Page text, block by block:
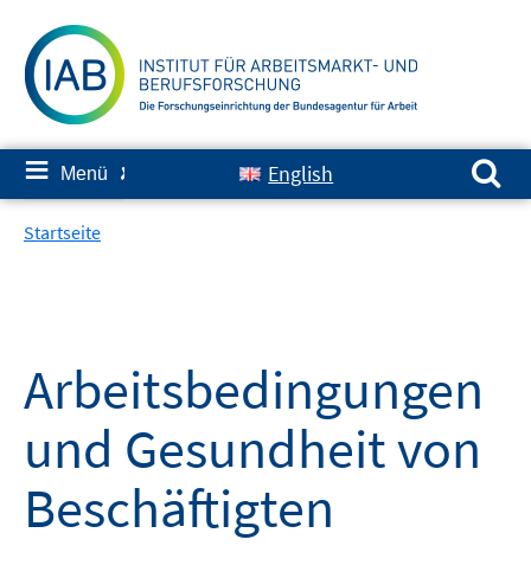
zum
Inhalt
≡ Menü ✘ English
Suchen nach:
Startseite
Arbeitsbedingungen
und Gesundheit von
Beschäftigten